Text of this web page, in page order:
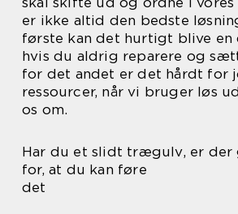
er ikke altid den bedste
første kan det hurtigt blive en
hvis du aldrig reparere og
for det andet er det hårdt for
ressourcer, når vi bruger løs
os om.
Har du et slidt trægulv, er der
for, at du kan føre
det